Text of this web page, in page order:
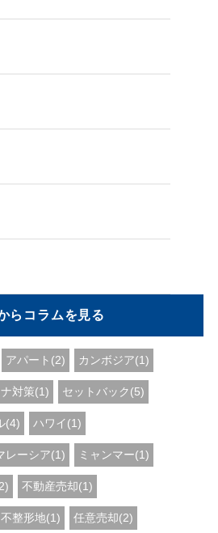
らコラムを見る
アパート(2) カンボジア(1)
対策(1) セットバック(5)
(4) ハワイ(1)
レーシア(1) ミャンマー(1)
不動産売却(1)
不整形地(1) 任意売却(2)